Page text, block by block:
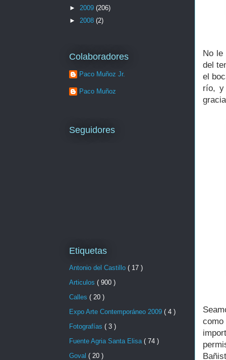
No le
del
el
río, y
► 2009 (206)
► 2008 (2)
Colaboradores
Paco Muñoz Jr.
Paco Muñoz
Seguidores
Etiquetas
Antonio del Castillo ( 17 )
Articulos ( 900 )
Calles ( 20 )
Expo Arte Contemporáneo 2009 ( 4 )
Fotografías ( 3 )
Fuente Agria Santa Elisa ( 74 )
Goval ( 20 )